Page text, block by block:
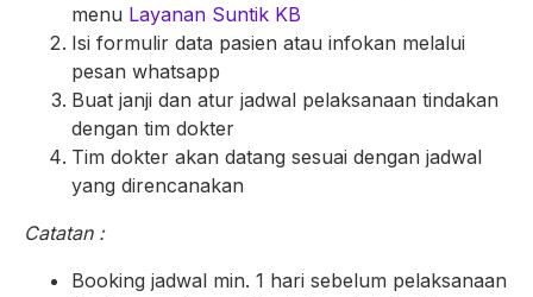
menu Layanan Suntik KB
Isi formulir data pasien atau infokan melalui
pesan whatsapp
Buat janji dan atur jadwal pelaksanaan tindakan
dengan tim dokter
Tim dokter akan datang sesuai dengan jadwal
yang direncanakan
Catatan :
Booking jadwal min. 1 hari sebelum pelaksanaan